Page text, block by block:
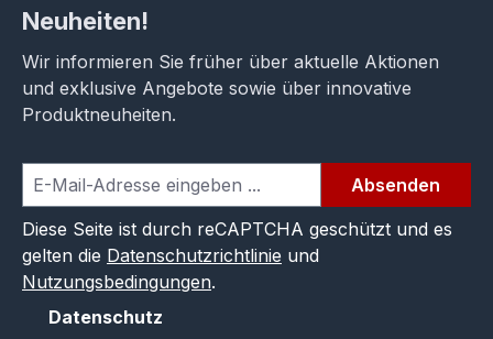
Neuheiten!
Wir informieren Sie früher über aktuelle Aktionen
und exklusive Angebote sowie über innovative
Produktneuheiten.
Absenden
Diese Seite ist durch reCAPTCHA geschützt und es
gelten die Datenschutzrichtlinie und
Nutzungsbedingungen.
Datenschutz